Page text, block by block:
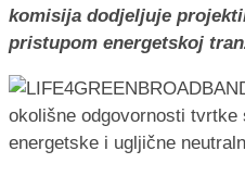
komisija dodjeljuje
pristupom energetskoj